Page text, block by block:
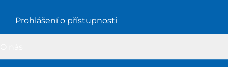
Prohlášení o přístupnosti